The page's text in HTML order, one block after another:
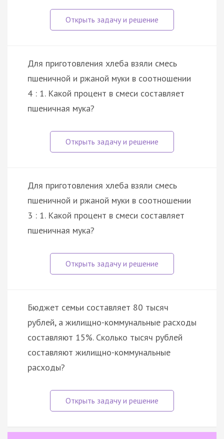
Для приготовления хлеба взяли смесь
пшеничной и ржаной муки в соотношении
4 : 1. Какой процент в смеси составляет
пшеничная мука?
Для приготовления хлеба взяли смесь
пшеничной и ржаной муки в соотношении
3 : 1. Какой процент в смеси составляет
пшеничная мука?
Бюджет семьи составляет 80 тысяч
рублей, а жилищно-коммунальные расходы
составляют 15%. Сколько тысяч рублей
составляют жилищно-коммунальные
расходы?